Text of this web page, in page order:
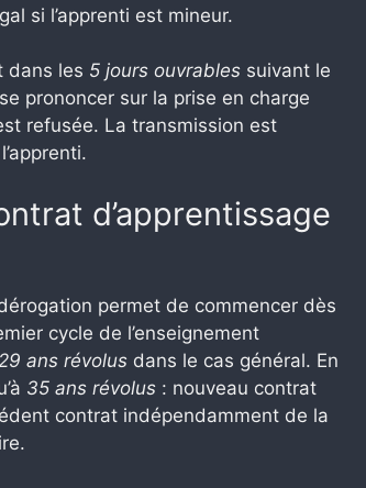
si l’apprenti est mineur.
dans les 5 jours ouvrables suivant le
prononcer sur la prise en charge
refusée. La transmission est
d’apprentissage
permet de commencer dès
cycle de l’enseignement
29 ans révolus dans le cas général. En
35 ans révolus : nouveau contrat
contrat indépendamment de la